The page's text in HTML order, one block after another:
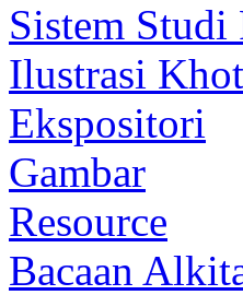
Sistem Studi
Ilustrasi
Ekspositori
Gambar
Resource
Bacaan